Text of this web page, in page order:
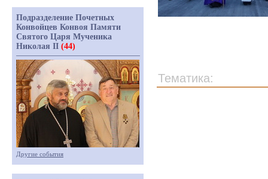
Тематика:
Подразделение Почетных
Конвойцев Конвоя Памяти
Святого Царя Мученика
Николая II (44)
Другие события